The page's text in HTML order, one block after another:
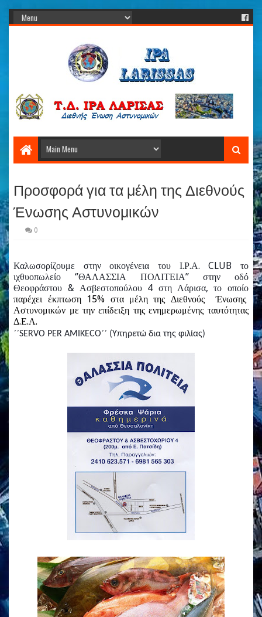
Προσφορά για τα μέλη της Διεθνούς
Ένωσης Αστυνομικών
0
Καλωσορίζουμε στην οικογένεια του Ι.Ρ.Α.CLUB
το
ιχθυοπωλείο ‘’ΘΑΛΑΣΣΙΑ ΠΟΛΙΤΕΙΑ’’ στην οδό
Θεοφράστου & Ασβεστοπούλου 4 στη Λάρισα, το οποίο
παρέχει έκπτωση 15% στα μέλη της Διεθνούς Ένωσης
Αστυνομικών με την επίδειξη της ενημερωμένης ταυτότητας
Δ.Ε.Α.
΄΄SERVO PER AMIKECO΄΄ (Υπηρετώ δια της φιλίας)